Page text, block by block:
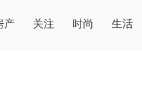
产 关注 时尚 生活